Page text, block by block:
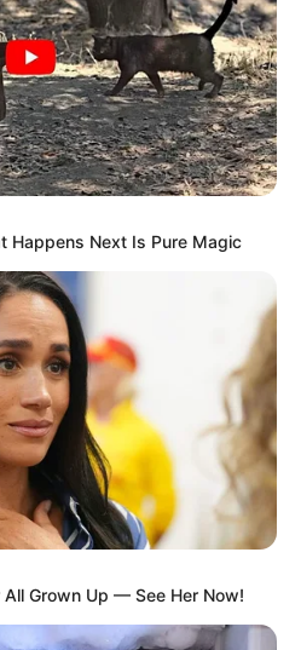
വീടിനുള്ളില്‍ വെച്ച്
കുട്ടി അത്ഭുതകരമായി
ശ്യാം പീറ്ററിന്റെ
Happens Next Is Pure Magic
Grown Up — See Her Now!